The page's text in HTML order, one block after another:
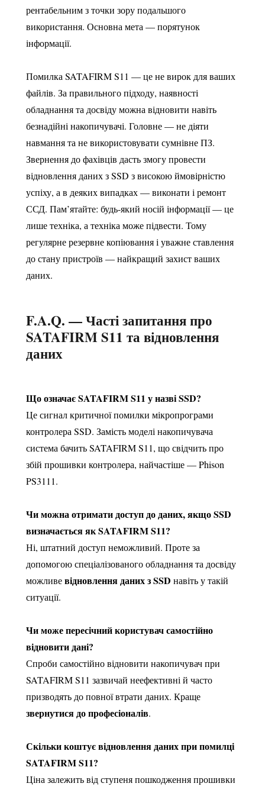
рентабельним з точки зору подальшого
використання. Основна мета — порятунок
інформації.
Помилка SATAFIRM S11 — це не вирок для ваших
файлів. За правильного підходу, наявності
обладнання та досвіду можна відновити навіть
безнадійні накопичувачі. Головне — не діяти
навмання та не використовувати сумнівне ПЗ.
Звернення до фахівців дасть змогу провести
відновлення даних з SSD з високою ймовірністю
успіху, а в деяких випадках — виконати і ремонт
ССД. Пам’ятайте: будь-який носій інформації — це
лише техніка, а техніка може підвести. Тому
регулярне резервне копіювання і уважне ставлення
до стану пристроїв — найкращий захист ваших
даних.
F.A.Q. — Часті запитання про
SATAFIRM S11 та відновлення
даних
Що означає SATAFIRM S11 у назві SSD?
Це сигнал критичної помилки мікропрограми
контролера SSD. Замість моделі накопичувача
система бачить SATAFIRM S11, що свідчить про
збій прошивки контролера, найчастіше — Phison
PS3111.
Чи можна отримати доступ до даних, якщо SSD
визначається як SATAFIRM S11?
Ні, штатний доступ неможливий. Проте за
допомогою спеціалізованого обладнання та досвіду
можливевідновлення даних з SSD навіть у такій
ситуації.
Чи може пересічний користувач самостійно
відновити дані?
Спроби самостійно відновити накопичувач при
SATAFIRM S11 зазвичай неефективні й часто
призводять до повної втрати даних. Краще
звернутися до професіоналів.
Скільки коштує відновлення даних при помилці
SATAFIRM S11?
Ціна залежить від ступеня пошкодження прошивки